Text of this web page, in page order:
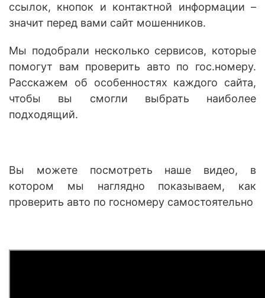
ссылок, кнопок и контактной информации –
значит перед вами сайт мошенников.
Мы подобрали несколько сервисов, которые
помогут вам проверить авто по гос.номеру.
Расскажем об особенностях каждого сайта,
чтобы вы смогли выбрать наиболее
подходящий.
Вы можете посмотреть наше видео, в
котором мы наглядно показываем, как
проверить авто по госномеру самостоятельно